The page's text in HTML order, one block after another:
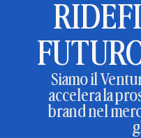
Siamo il
accelera la
brand nel